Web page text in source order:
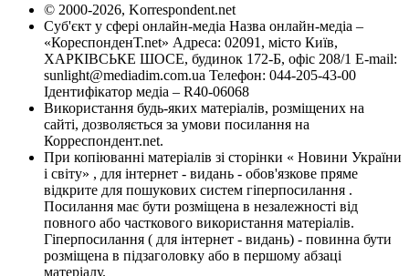
© 2000-2026, Korrespondent.net
Суб'єкт у сфері онлайн-медіа Назва онлайн-медіа –
«КореспонденТ.net» Адреса: 02091, місто Київ,
ХАРКІВСЬКЕ ШОСЕ, будинок 172-Б, офіс 208/1 E-mail:
sunlight@mediadim.com.ua Телефон: 044-205-43-00
Ідентифікатор медіа – R40-06068
Використання будь-яких матеріалів, розміщених на
сайті, дозволяється за умови посилання на
Корреспондент.net.
При копіюванні матеріалів зі сторінки « Новини України
і світу» , для інтернет - видань - обов'язкове пряме
відкрите для пошукових систем гіперпосилання .
Посилання має бути розміщена в незалежності від
повного або часткового використання матеріалів.
Гіперпосилання ( для інтернет - видань) - повинна бути
розміщена в підзаголовку або в першому абзаці
матеріалу.